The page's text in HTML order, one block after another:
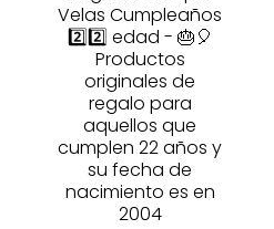
Velas Cumpleaños
2️⃣2️⃣ edad - 🎂🎈
Productos
originales de
regalo para
aquellos que
cumplen 22 años y
su fecha de
nacimiento es en
2004